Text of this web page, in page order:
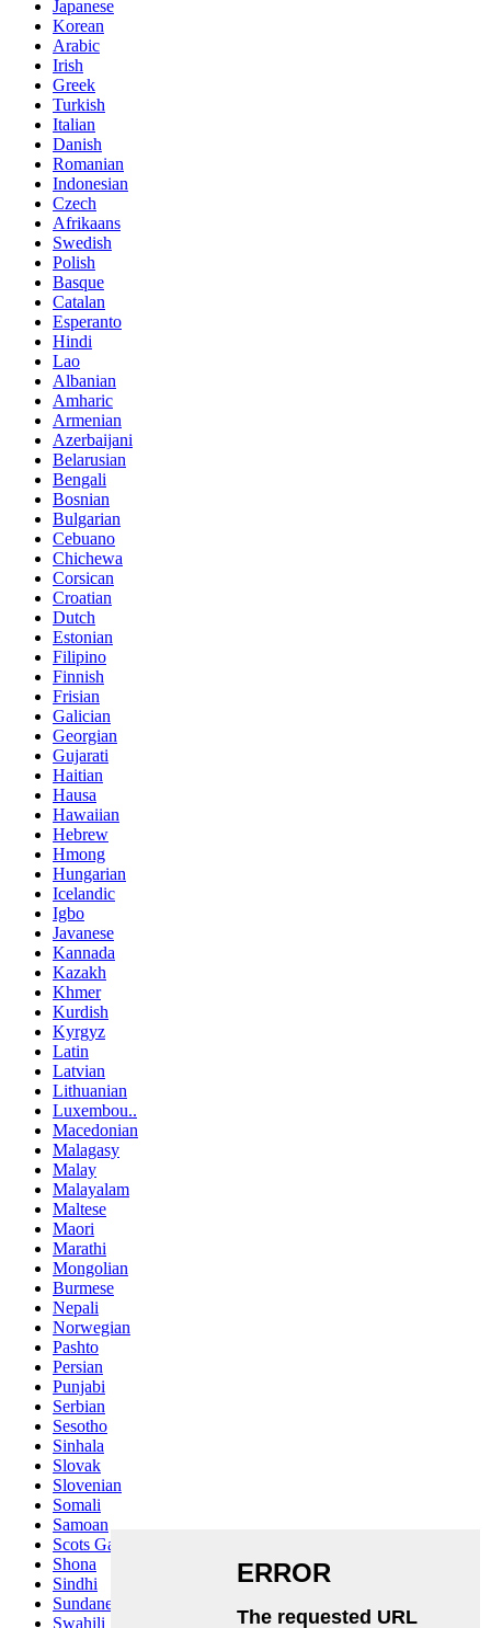
Japanese
Korean
Arabic
Irish
Greek
Turkish
Italian
Danish
Romanian
Indonesian
Czech
Afrikaans
Swedish
Polish
Basque
Catalan
Esperanto
Hindi
Lao
Albanian
Amharic
Armenian
Azerbaijani
Belarusian
Bengali
Bosnian
Bulgarian
Cebuano
Chichewa
Corsican
Croatian
Dutch
Estonian
Filipino
Finnish
Frisian
Galician
Georgian
Gujarati
Haitian
Hausa
Hawaiian
Hebrew
Hmong
Hungarian
Icelandic
Igbo
Javanese
Kannada
Kazakh
Khmer
Kurdish
Kyrgyz
Latin
Latvian
Lithuanian
Luxembou..
Macedonian
Malagasy
Malay
Malayalam
Maltese
Maori
Marathi
Mongolian
Burmese
Nepali
Norwegian
Pashto
Persian
Punjabi
Serbian
Sesotho
Sinhala
Slovak
Slovenian
Somali
Samoan
Scots Gaelic
Shona
Sindhi
Sundanese
Swahili